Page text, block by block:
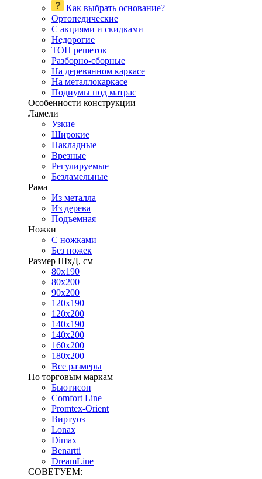
Как выбрать основание?
Ортопедические
С акциями и скидками
Недорогие
ТОП решеток
Разборно-сборные
На деревянном каркасе
На металлокаркасе
Подиумы под матрас
Особенности конструкции
Ламели
Узкие
Широкие
Накладные
Врезные
Регулируемые
Безламельные
Рама
Из металла
Из дерева
Подъемная
Ножки
С ножками
Без ножек
Размер ШхД, см
80х190
80х200
90х200
120х190
120х200
140х190
140х200
160х200
180х200
Все размеры
По торговым маркам
Бьютисон
Comfort Line
Promtex-Orient
Виртуоз
Lonax
Dimax
Benartti
DreamLine
СОВЕТУЕМ: